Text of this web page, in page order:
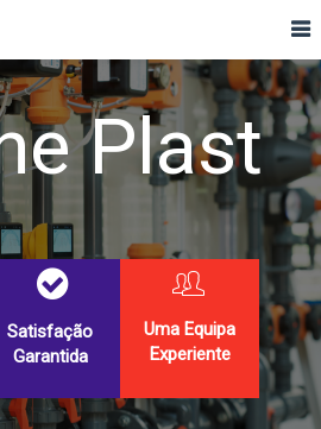
Satisfação
Garantida
Uma Equipa
Experiente
Plast